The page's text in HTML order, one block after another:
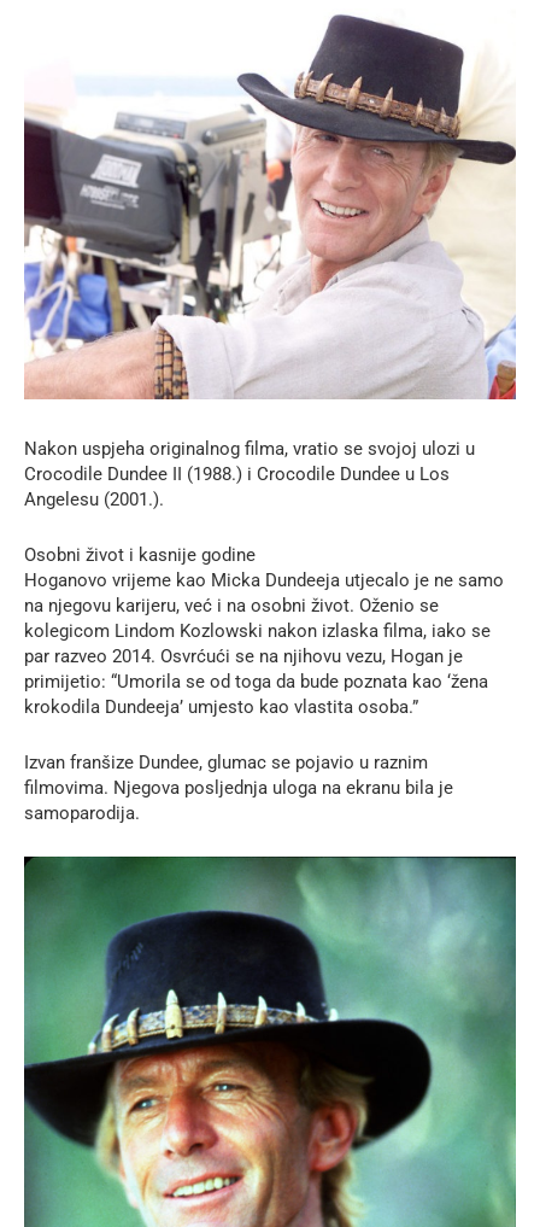
Nakon uspjeha originalnog filma, vratio se svojoj ulozi u
Crocodile Dundee II (1988.) i Crocodile Dundee u Los
Angelesu (2001.).
Osobni život i kasnije godine
Hoganovo vrijeme kao Micka Dundeeja utjecalo je ne samo
na njegovu karijeru, već i na osobni život. Oženio se
kolegicom Lindom Kozlowski nakon izlaska filma, iako se
par razveo 2014. Osvrćući se na njihovu vezu, Hogan je
primijetio: “Umorila se od toga da bude poznata kao ‘žena
krokodila Dundeeja’ umjesto kao vlastita osoba.”
Izvan franšize Dundee, glumac se pojavio u raznim
filmovima. Njegova posljednja uloga na ekranu bila je
samoparodija.